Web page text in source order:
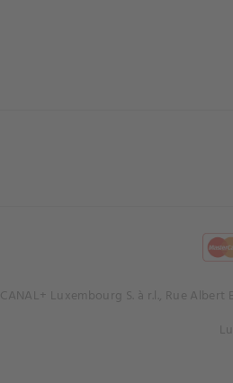
CANAL+ Luxembourg S. à r.l., Rue Albert